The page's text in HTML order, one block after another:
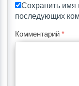
Сохранить имя
последующих
Комментарий *